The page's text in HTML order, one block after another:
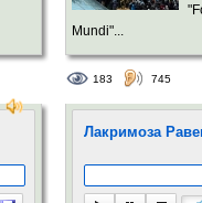
Mundi"...
183 745
Лакримоза